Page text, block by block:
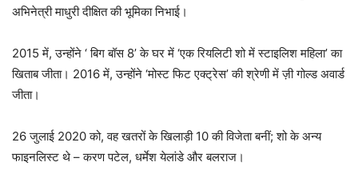
अभिनेत्री माधुरी दीक्षित की भूमिका निभाई।
2015 में, उन्होंने ‘ बिग बॉस 8’ के घर में ‘एक रियलिटी शो में स्टाइलिश महिला’ का
खिताब जीता। 2016 में, उन्होंने ‘मोस्ट फिट एक्ट्रेस’ की श्रेणी में ज़ी गोल्ड अवार्ड
जीता।
26 जुलाई 2020 को, वह खतरों के खिलाड़ी 10 की विजेता बनीं; शो के अन्य
फाइनलिस्ट थे – करण पटेल, धर्मेश येलांडे और बलराज।